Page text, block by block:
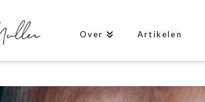
Over Artikelen